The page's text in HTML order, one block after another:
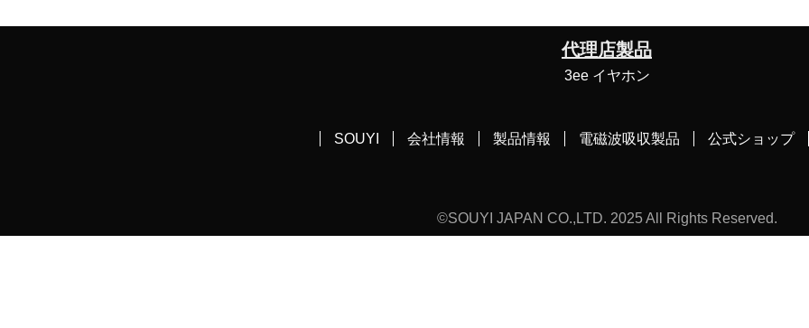
代理店製品
3ee イヤホン
SOUYI 会社情報 製品情報 電磁波吸収製品 公式ショップ
©SOUYI JAPAN CO.,LTD. 2025 All Rights Reserved.